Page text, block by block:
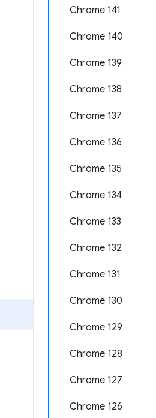
Chrome 141
Chrome 140
Chrome 139
Chrome 138
Chrome 137
Chrome 136
Chrome 135
Chrome 134
Chrome 133
Chrome 132
Chrome 131
Chrome 130
Chrome 129
Chrome 128
Chrome 127
Chrome 126